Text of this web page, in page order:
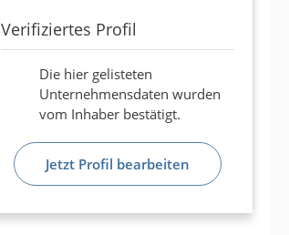
Verifiziertes Profil
Die hier gelisteten
Unternehmensdaten wurden
vom Inhaber bestätigt.
Jetzt Profil bearbeiten